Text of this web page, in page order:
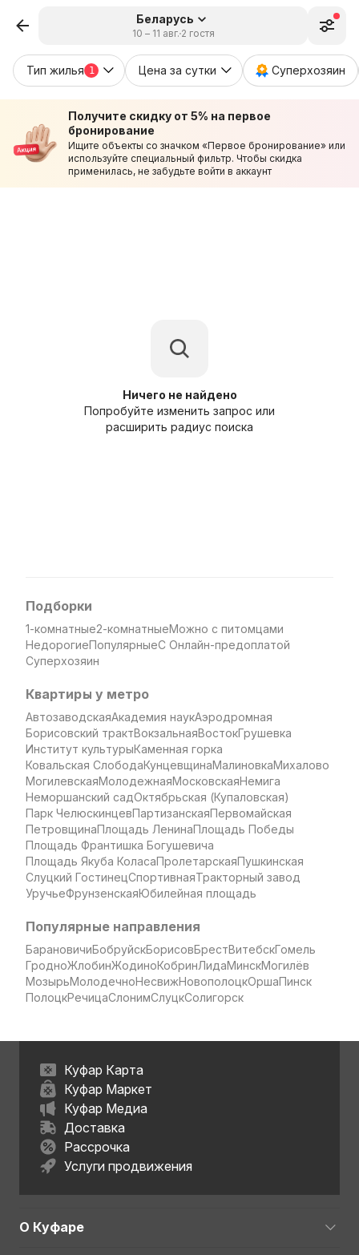
Беларусь
10 – 11 авг.2 гостя
Тип жилья 1 Цена за сутки Суперхозяин
Получите скидку от 5% на первое
бронирование
Ищите объекты со значком «Первое бронирование» или
используйте специальный фильтр. Чтобы скидка
применилась, не забудьте войти в аккаунт
Ничего не найдено
Попробуйте изменить запрос или
расширить радиус поиска
Подборки
1-комнатные2-комнатныеМожно с питомцами
НедорогиеПопулярныеС Онлайн-предоплатой
Суперхозяин
Квартиры у метро
АвтозаводскаяАкадемия наукАэродромная
Борисовский трактВокзальнаяВостокГрушевка
Институт культурыКаменная горка
Ковальская СлободаКунцевщинаМалиновкаМихалово
МогилевскаяМолодежнаяМосковскаяНемига
Неморшанский садОктябрьская (Купаловская)
Парк ЧелюскинцевПартизанскаяПервомайская
ПетровщинаПлощадь ЛенинаПлощадь Победы
Площадь Франтишка Богушевича
Площадь Якуба КоласаПролетарскаяПушкинская
Слуцкий ГостинецСпортивнаяТракторный завод
УручьеФрунзенскаяЮбилейная площадь
Популярные направления
БарановичиБобруйскБорисовБрестВитебскГомель
ГродноЖлобинЖодиноКобринЛидаМинскМогилёв
МозырьМолодечноНесвижНовополоцкОршаПинск
ПолоцкРечицаСлонимСлуцкСолигорск
Куфар Карта
Куфар Маркет
Куфар Медиа
Доставка
Рассрочка
Услуги продвижения
О Куфаре